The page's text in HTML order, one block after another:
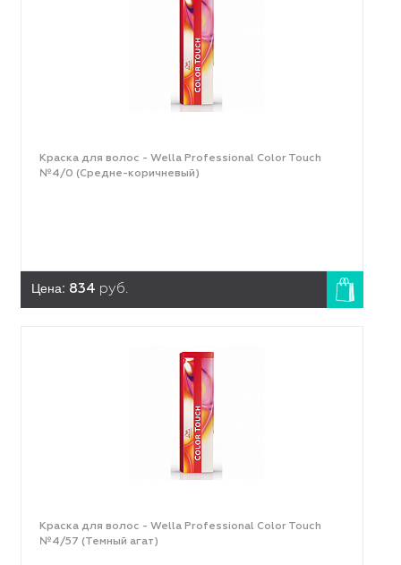
Краска для волос - Wella Professional Color Touch
№4/0 (Средне-коричневый)
Цена: 834 руб.
Краска для волос - Wella Professional Color Touch
№4/57 (Темный агат)